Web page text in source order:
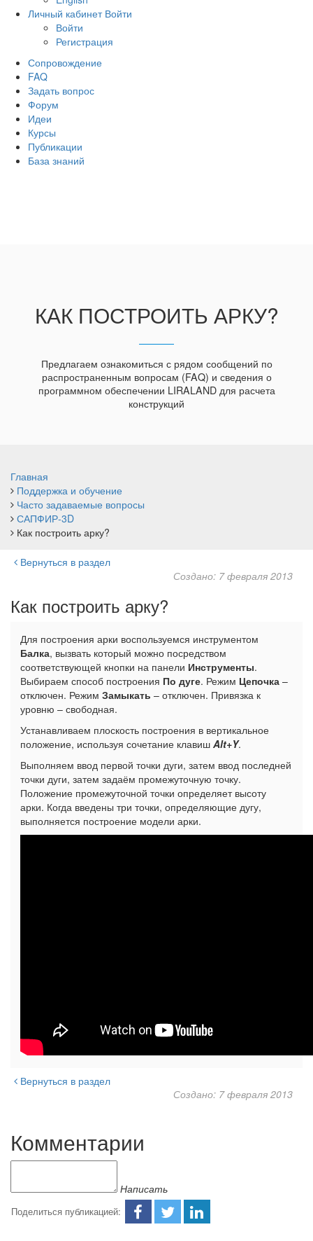
Личный кабинет Войти
Войти
Регистрация
Сопровождение
FAQ
Задать вопрос
Форум
Идеи
Курсы
Публикации
База знаний
КАК ПОСТРОИТЬ АРКУ?
Предлагаем ознакомиться с рядом сообщений по
распространенным вопросам (FAQ) и сведения о
программном обеспечении LIRALAND для расчета
конструкций
Главная
Поддержка и обучение
Часто задаваемые вопросы
САПФИР-3D
Как построить арку?
Вернуться в раздел
Создано: 7 февраля 2013
Как построить арку?
Для построения арки воспользуемся инструментом
Балка, вызвать который можно посредством
соответствующей кнопки на панели Инструменты.
Выбираем способ построения По дуге. Режим Цепочка –
отключен. РежимЗамыкать – отключен. Привязка к
уровню – свободная.
Устанавливаем плоскость построения в вертикальное
положение, используя сочетание клавишAlt+Y.
Выполняем ввод первой точки дуги, затем ввод последней
точки дуги, затем задаём промежуточную точку.
Положение промежуточной точки определяет высоту
арки. Когда введены три точки, определяющие дугу,
выполняется построение модели арки.
Вернуться в раздел
Создано: 7 февраля 2013
Комментарии
Написать
Поделиться публикацией: